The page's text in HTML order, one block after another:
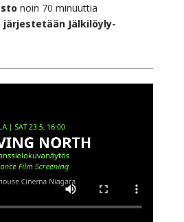
noin 70 minuuttia
Jälkilöyly-